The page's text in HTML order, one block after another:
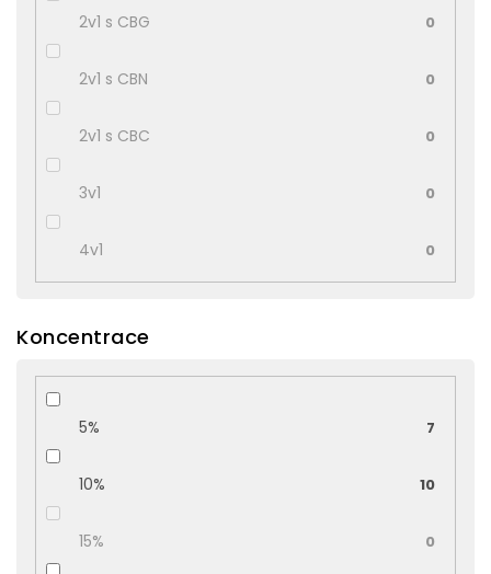
2v1 s CBG 0
2v1 s CBN 0
2v1 s CBC 0
3v1 0
4v1 0
Koncentrace
5% 7
10% 10
15% 0